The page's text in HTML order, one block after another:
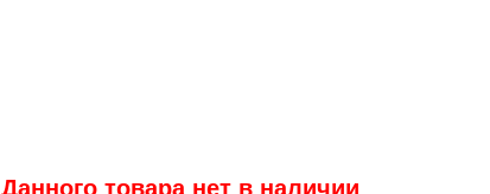
Данного товара нет в наличии